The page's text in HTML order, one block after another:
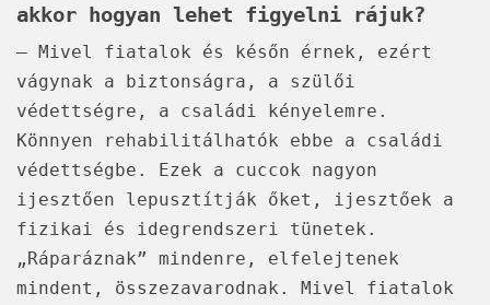
akkor hogyan lehet figyelni rájuk?
– Mivel fiatalok és későn érnek, ezért
vágynak a biztonságra, a szülői
védettségre, a családi kényelemre.
Könnyen rehabilitálhatók ebbe a családi
védettségbe. Ezek a cuccok nagyon
ijesztően lepusztítják őket, ijesztőek a
fizikai és idegrendszeri tünetek.
„Ráparáznak” mindenre, elfelejtenek
mindent, összezavarodnak. Mivel fiatalok